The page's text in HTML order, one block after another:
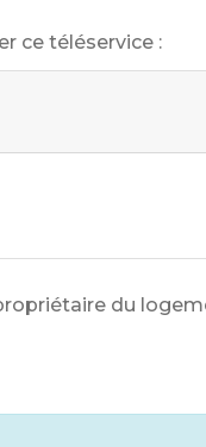
ce téléservice :
du